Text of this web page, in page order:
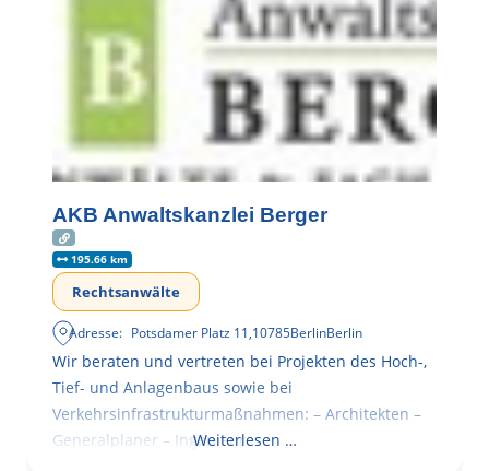
AKB Anwaltskanzlei Berger
195.66 km
Rechtsanwälte
Adresse: Potsdamer Platz 11,10785BerlinBerlin
Wir beraten und vertreten bei Projekten des Hoch-,
Tief- und Anlagenbaus sowie bei
Verkehrsinfrastrukturmaßnahmen: – Architekten –
Generalplaner – Ingenieure
Weiterlesen …